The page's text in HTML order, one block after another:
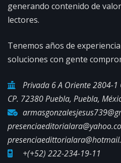
generando contenido de
lectores.
Tenemos años de
soluciones con gente
Privada 6 A Oriente 2804-
CP. 72380 Puebla, Puebla,
+(+52) 222-234-19-11